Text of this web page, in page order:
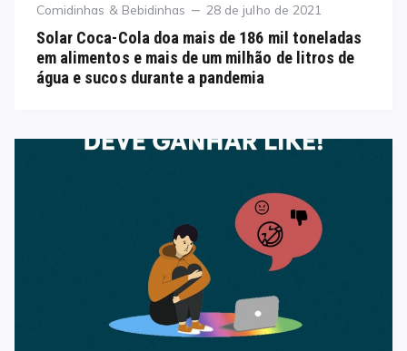
Category
Comidinhas & Bebidinhas
Posted
on
28 de julho de 2021
Solar Coca-Cola doa mais de 186 mil toneladas
em alimentos e mais de um milhão de litros de
água e sucos durante a pandemia